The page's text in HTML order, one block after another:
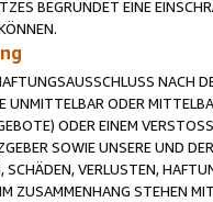
BEGRÜNDET EINE
NACH
UNMITTELBAR ODER
ODER EINEM
SOWIE UNSERE UND
VERLUSTEN,
ZUSAMMENHANG STEHEN